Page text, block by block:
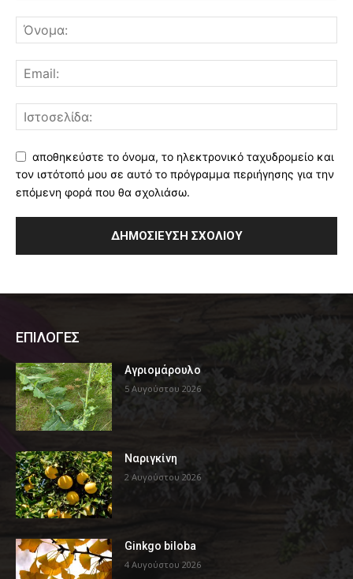
αποθηκεύστε το όνομα, το ηλεκτρονικό ταχυδρομείο και
τον ιστότοπό μου σε αυτό το πρόγραμμα περιήγησης για την
επόμενη φορά που θα σχολιάσω.
ΕΠΙΛΟΓΕΣ
Αγριομάρουλο
5 Αυγούστου 2026
Ναριγκίνη
2 Αυγούστου 2026
Ginkgo biloba
4 Αυγούστου 2026